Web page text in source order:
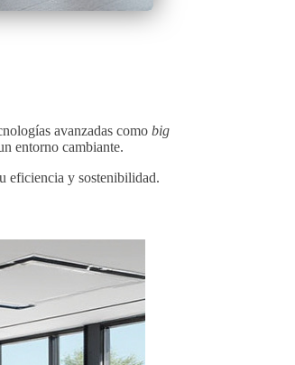
avanzadas como big
entorno cambiante.
eficiencia y sostenibilidad.